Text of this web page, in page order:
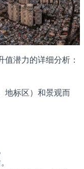
潜力的详细分析：
地标区）和景观而